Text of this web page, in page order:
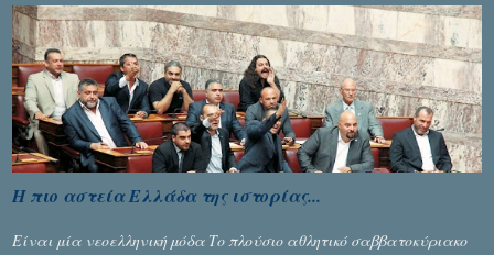
Η πιο αστεία Ελλάδα της ιστορίας...
Είναι μία νεοελληνική μόδα Το πλούσιο αθλητικό σαββατοκύριακο